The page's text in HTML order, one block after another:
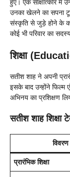
हुए। एक साक्षात्कार में
उनका खेलने का सपना
संस्कृति से जुड़े होने के
कोई भी परिवार का
शिक्षा
सतीश शाह ने अपनी
इसके बाद उन्होंने
अभिनय का प्रशिक्षण
सतीश शाह
विवरण
प्रारंभिक शिक्षा